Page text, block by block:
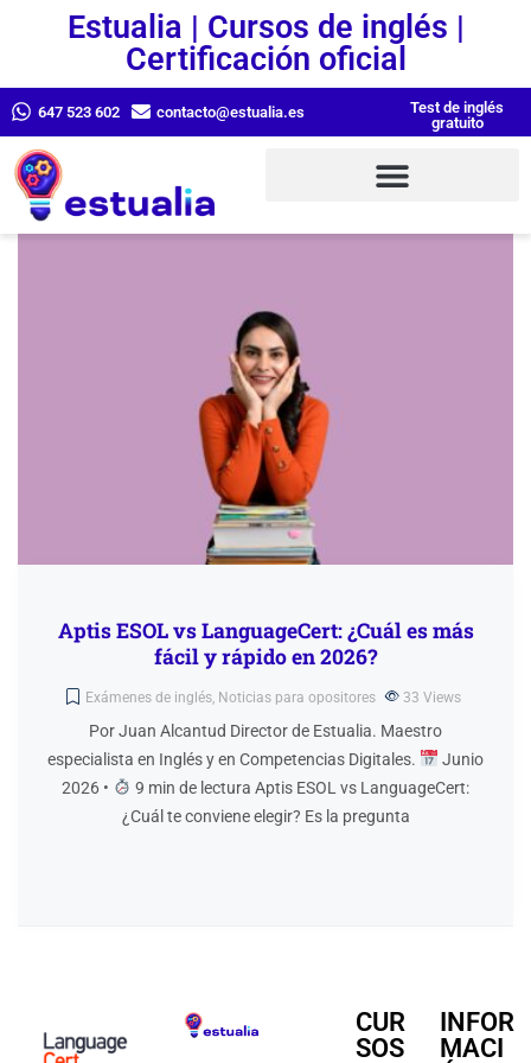
Estualia | Cursos de inglés |
Certificación oficial
647 523 602 contacto@estualia.es
Test de inglés
gratuito
Aptis ESOL vs LanguageCert: ¿Cuál es más
fácil y rápido en 2026?
Exámenes de inglés Noticias para opositores 33 Views
Por Juan Alcantud Director de Estualia. Maestro
especialista en Inglés y en Competencias Digitales.
Junio
2026 •
9 min de lectura Aptis ESOL vs LanguageCert:
¿Cuál te conviene elegir? Es la pregunta
CUR
SOS
INFOR
MACI